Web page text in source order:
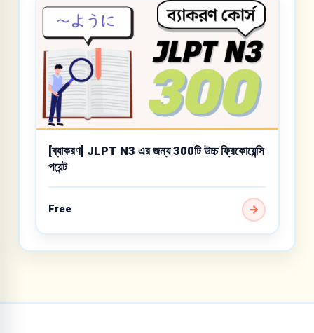
[ব্যাকরণ] JLPT N3 এর জন্য 300টি উচ্চ ফ্রিকোয়েন্সি
পয়েন্ট
Free